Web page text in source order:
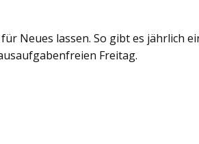
Neues lassen. So gibt es jährlich
Freitag.